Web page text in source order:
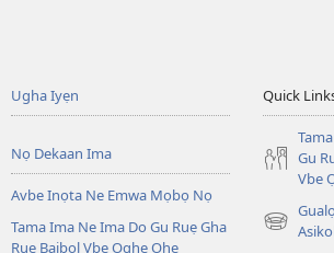
Ugha Iyẹn
Nọ Dekaan Ima
Avbe Inọta Ne Emwa Mọbọ Nọ
Tama Ima Ne Ima Do Gu Ruẹ Gha
Ruẹ Baibol Vbe Ọghe Ọhẹ
Quick
Gu
Vbe
(opens